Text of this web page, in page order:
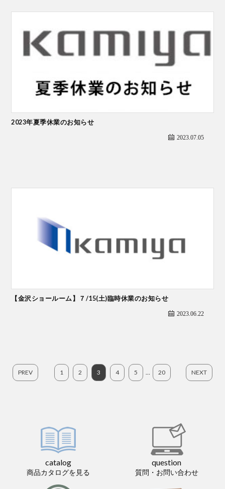
2023年夏季休業のお知らせ
2023.07.05
【金沢ショールーム】７/15(土)臨時休業のお知らせ
2023.06.22
PREV 1 2 3 4 5 20 NEXT
catalog
商品カタログを見る
question
質問・お問い合わせ